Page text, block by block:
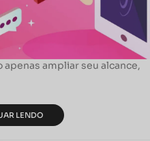
de hoje, o marketing de
estabeleceu como uma
essencial para marcas que
apenas ampliar seu alcance,
LENDO